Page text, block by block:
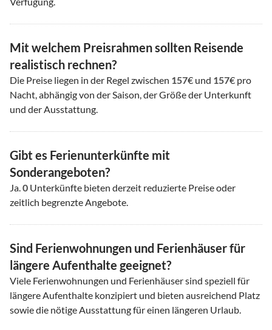
Mit welchem Preisrahmen sollten Reisende
realistisch rechnen?
Die Preise liegen in der Regel zwischen 157€ und 157€ pro
Nacht, abhängig von der Saison, der Größe der Unterkunft
und der Ausstattung.
Gibt es Ferienunterkünfte mit
Sonderangeboten?
Ja.0 Unterkünfte bieten derzeit reduzierte Preise oder
zeitlich begrenzte Angebote.
Sind Ferienwohnungen und Ferienhäuser für
längere Aufenthalte geeignet?
Viele Ferienwohnungen und Ferienhäuser sind speziell für
längere Aufenthalte konzipiert und bieten ausreichend Platz
sowie die nötige Ausstattung für einen längeren Urlaub.